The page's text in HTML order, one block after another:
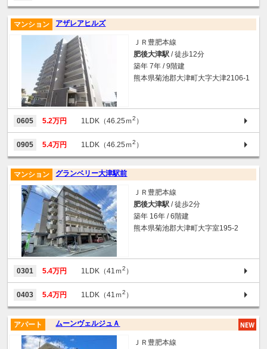
アザレアヒルズ
マンション
ＪＲ豊肥本線
肥後大津駅 / 徒歩12分
築年 7年 / 9階建
熊本県菊池郡大津町大字大津2106-1
0605 5.2万円 1LDK（46.25ｍ2 ）
0905 5.4万円 1LDK（46.25ｍ2 ）
グランベリー大津駅前
マンション
ＪＲ豊肥本線
肥後大津駅 / 徒歩2分
築年 16年 / 6階建
熊本県菊池郡大津町大字室195-2
0301 5.4万円 1LDK（41ｍ2 ）
0403 5.4万円 1LDK（41ｍ2 ）
ムーンヴェルジュＡ
アパート
ＪＲ豊肥本線